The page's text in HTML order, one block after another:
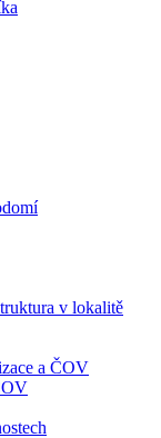
v lokalitě
a ČOV